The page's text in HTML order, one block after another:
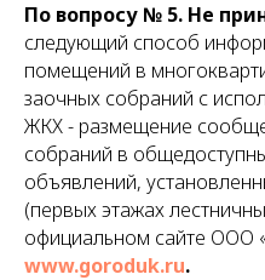
По вопросу № 5. Не
следующий способ
помещений в
заочных собраний с
ЖКХ - размещение
собраний в
объявлений,
(первых этажах
официальном сайте ООО
www.goroduk.ru.